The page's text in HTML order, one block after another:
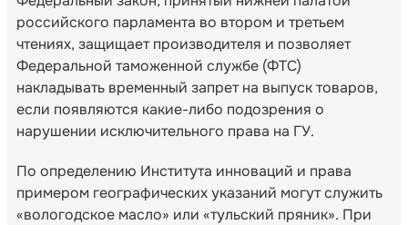
российского парламента во втором и третьем
чтениях, защищает производителя и позволяет
Федеральной таможенной службе (ФТС)
накладывать временный запрет на выпуск товаров,
если появляются какие-либо подозрения о
нарушении исключительного права на ГУ.
По определению Института инноваций и права
примером географических указаний могут служить
«вологодское масло» или «тульский пряник». При